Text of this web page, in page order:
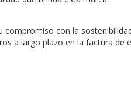
compromiso con la
a largo plazo en la factura